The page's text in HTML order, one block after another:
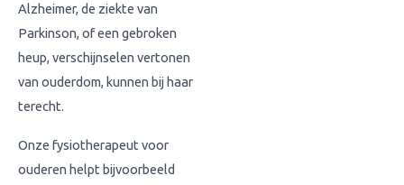
Alzheimer, de ziekte van
Parkinson, of een gebroken
heup, verschijnselen vertonen
van ouderdom, kunnen bij haar
terecht.
Onze fysiotherapeut voor
ouderen helpt bijvoorbeeld